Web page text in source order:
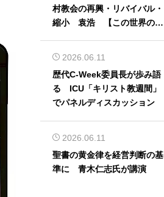
村教会の再興・リバイバル・
縮小 袁浩 【この世界の片
2026.06.11
歴代C-Week委員長が歩み語
る ICU「キリスト教週間」
でパネルディスカッション
2026.06.11
聖書の黄金律を経営判断の基
準に 青木仁志氏が講演